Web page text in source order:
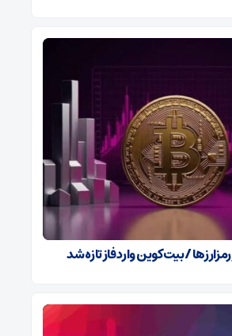
رمزارزها / بیت‌کوین وارد فاز تازه شد